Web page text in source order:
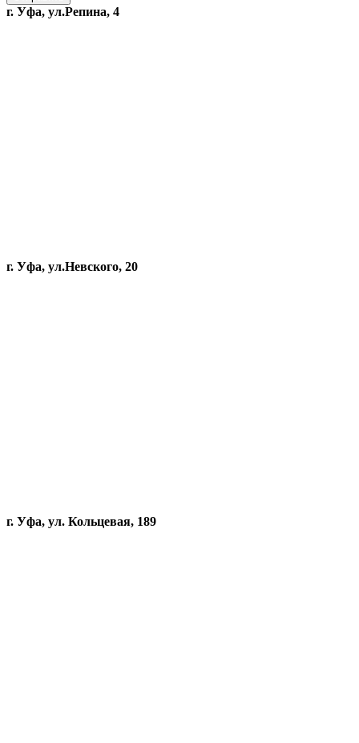
г. Уфа, ул.Репина, 4
г. Уфа, ул.Невского, 20
г. Уфа, ул. Кольцевая, 189